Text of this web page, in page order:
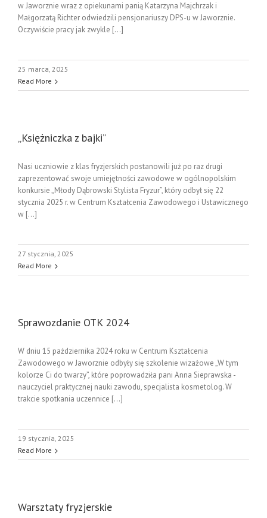
w Jaworznie wraz z opiekunami panią Katarzyna Majchrzak i
Małgorzatą Richter odwiedzili pensjonariuszy DPS-u w Jaworznie.
Oczywiście pracy jak zwykle [...]
25 marca, 2025
Read More
„Księżniczka z bajki”
Nasi uczniowie z klas fryzjerskich postanowili już po raz drugi
zaprezentować swoje umiejętności zawodowe w ogólnopolskim
konkursie „Młody Dąbrowski Stylista Fryzur”, który odbył się 22
stycznia 2025 r. w Centrum Kształcenia Zawodowego i Ustawicznego
w [...]
27 stycznia, 2025
Read More
Sprawozdanie OTK 2024
W dniu 15 października 2024 roku w Centrum Kształcenia
Zawodowego w Jaworznie odbyły się szkolenie wizażowe „W tym
kolorze Ci do twarzy”, które poprowadziła pani Anna Sieprawska -
nauczyciel praktycznej nauki zawodu, specjalista kosmetolog. W
trakcie spotkania uczennice [...]
19 stycznia, 2025
Read More
Warsztaty fryzjerskie